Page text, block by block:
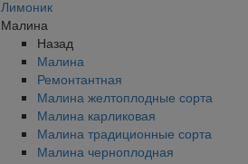
Лимоник
Малина
Назад
Малина
Ремонтантная
Малина желтоплодные сорта
Малина карликовая
Малина традиционные сорта
Малина черноплодная